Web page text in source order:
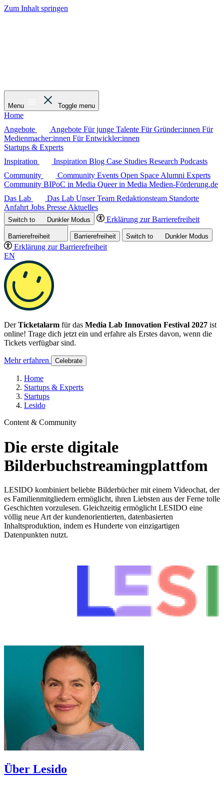
Zum Inhalt springen
Menu Toggle menu
Home
Angebote
Angebote Für junge Talente Für Gründer:innen Für
Medienmacher:innen Für Entwickler:innen
Startups & Experts
Inspiration
Inspiration Blog Case Studies Research Podcasts
Community
Community Events Open Space Alumni Experts
Community BIPoC in Media Queer in Media Medien-Förderung.de
Das Lab
Das Lab Unser Team Redaktionsteam Standorte
Anfahrt Jobs Presse Aktuelles
Switch to DunklerModus Erklärung zur Barrierefreiheit
Barrierefreiheit Barrierefreiheit Switch to DunklerModus
Erklärung zur Barrierefreiheit
EN
DerTicketalarm für das Media Lab Innovation Festival 2027 ist
online! Trage dich jetzt ein und erfahre als Erstes davon, wenn die
Tickets verfügbar sind.
Mehr erfahren Celebrate
Home
Startups & Experts
Startups
Lesido
Content & Community
Die erste digitale
Bilderbuchstreamingplattfom
LESIDO kombiniert beliebte Bilderbücher mit einem Videochat, der
es Familienmitgliedern ermöglicht, ihren Liebsten aus der Ferne tolle
Geschichten vorzulesen. Gleichzeitig ermöglicht LESIDO eine
völlig neue Art der kundenorientierten, datenbasierten
Inhaltsproduktion, indem es Hunderte von einzigartigen
Datenpunkten nutzt.
Über Lesido